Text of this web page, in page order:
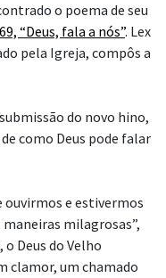
o poema de seu
“Deus, fala a nós”. Lex
pela Igreja, compôs a
do novo hino,
como Deus pode falar
ouvirmos e estivermos
milagrosas”,
o Deus do Velho
clamor, um chamado